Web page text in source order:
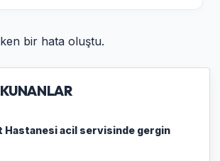
bir hata oluştu.
Hastanesi acil servisinde gergin